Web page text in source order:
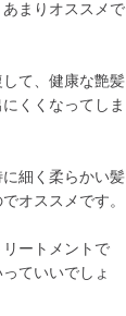
まりオススメで
て、健康な艶髪
くくなってしま
細く柔らかい髪
オススメです。
ートメントで
ていいでしょ